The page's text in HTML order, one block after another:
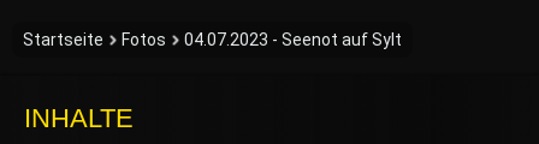
Startseite Fotos 04.07.2023 - Seenot auf Sylt
INHALTE